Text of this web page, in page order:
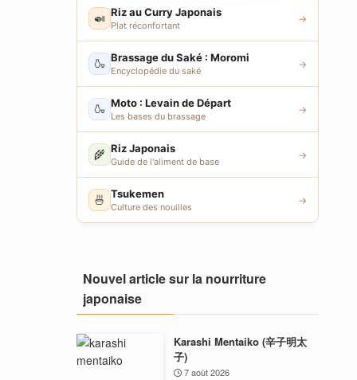
🍛 Riz au Curry Japonais
Plat réconfortant
→
🍶 Brassage du Saké : Moromi
Encyclopédie du saké
→
🍶 Moto : Levain de Départ
Les bases du brassage
→
🌾 Riz Japonais
Guide de l'aliment de base
→
🍜 Tsukemen
Culture des nouilles
→
Nouvel article sur la nourriture
japonaise
Karashi Mentaiko (辛子明太
子)
7 août 2026